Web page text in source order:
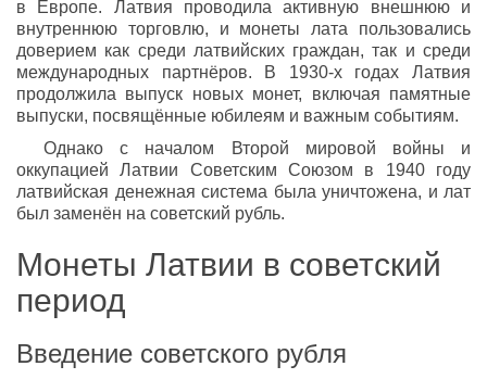
в Европе. Латвия проводила активную внешнюю и
внутреннюю торговлю, и монеты лата пользовались
доверием как среди латвийских граждан, так и среди
международных партнёров. В 1930-х годах Латвия
продолжила выпуск новых монет, включая памятные
выпуски, посвящённые юбилеям и важным событиям.
Однако с началом Второй мировой войны и
оккупацией Латвии Советским Союзом в 1940 году
латвийская денежная система была уничтожена, и лат
был заменён на советский рубль.
Монеты Латвии в советский
период
Введение советского рубля